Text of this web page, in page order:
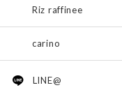
Riz raffinee
carino
LINE@